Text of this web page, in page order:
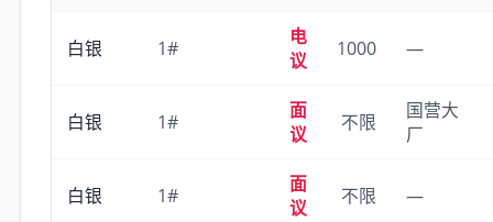
白银 1#
电
议
1000 —
白银 1#
面
议
不限
国营大
厂
白银 1#
面
议
不限 —